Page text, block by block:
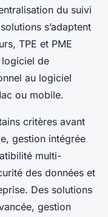
du suivi
s’adaptent
TPE et PME
logiciel de
au logiciel
ou mobile.
critères avant
gestion intégrée
multi-
des données et
Des solutions
gestion